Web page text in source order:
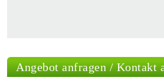
Angebot anfragen / Kontakt